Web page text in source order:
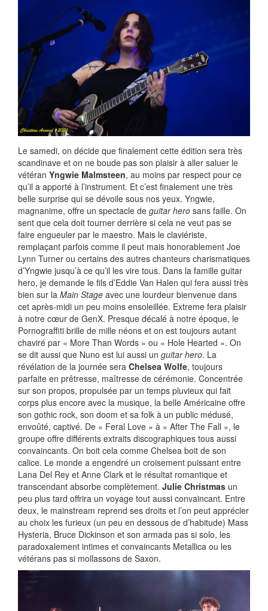
Le samedi, on décide que finalement cette édition sera très
scandinave et on ne boude pas son plaisir à aller saluer le
vétéran Yngwie Malmsteen, au moins par respect pour ce
qu’il a apporté à l’instrument. Et c’est finalement une très
belle surprise qui se dévoile sous nos yeux. Yngwie,
magnanime, offre un spectacle de guitar hero sans faille. On
sent que cela doit tourner derrière si cela ne veut pas se
faire engueuler par le maestro. Mais le claviériste,
remplaçant parfois comme il peut mais honorablement Joe
Lynn Turner ou certains des autres chanteurs charismatiques
d’Yngwie jusqu’à ce qu’il les vire tous. Dans la famille guitar
hero, je demande le fils d’Eddie Van Halen qui fera aussi très
bien sur la Main Stage avec une lourdeur bienvenue dans
cet après-midi un peu moins ensoleillée. Extreme fera plaisir
à notre cœur de GenX. Presque décalé à notre époque, le
Pornograffiti brille de mille néons et on est toujours autant
chaviré par « More Than Words » ou « Hole Hearted ». On
se dit aussi que Nuno est lui aussi un guitar hero. La
révélation de la journée sera Chelsea Wolfe, toujours
parfaite en prêtresse, maîtresse de cérémonie. Concentrée
sur son propos, propulsée par un temps pluvieux qui fait
corps plus encore avec la musique, la belle Américaine offre
son gothic rock, son doom et sa folk à un public médusé,
envoûté, captivé. De « Feral Love » à « After The Fall », le
groupe offre différents extraits discographiques tous aussi
convaincants. On boit cela comme Chelsea boit de son
calice. Le monde a engendré un croisement puissant entre
Lana Del Rey et Anne Clark et le résultat romantique et
transcendant absorbe complètement. Julie Christmas un
peu plus tard offrira un voyage tout aussi convaincant. Entre
deux, le mainstream reprend ses droits et l’on peut apprécier
au choix les furieux (un peu en dessous de d’habitude) Mass
Hysteria, Bruce Dickinson et son armada pas si solo, les
paradoxalement intimes et convaincants Metallica ou les
vétérans pas si mollassons de Saxon.